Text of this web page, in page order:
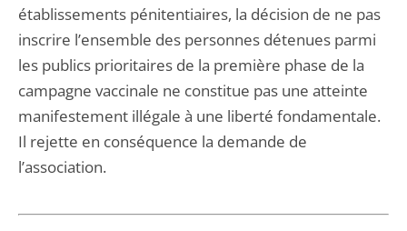
établissements pénitentiaires, la décision de ne pas
inscrire l’ensemble des personnes détenues parmi
les publics prioritaires de la première phase de la
campagne vaccinale ne constitue pas une atteinte
manifestement illégale à une liberté fondamentale.
Il rejette en conséquence la demande de
l’association.